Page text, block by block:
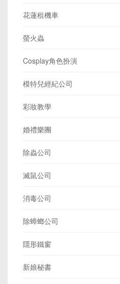
花蓮租機車
螢火蟲
Cosplay角色扮演
模特兒經紀公司
彩妝教學
婚禮樂團
除蟲公司
滅鼠公司
消毒公司
除蟑螂公司
隱形鐵窗
新娘秘書